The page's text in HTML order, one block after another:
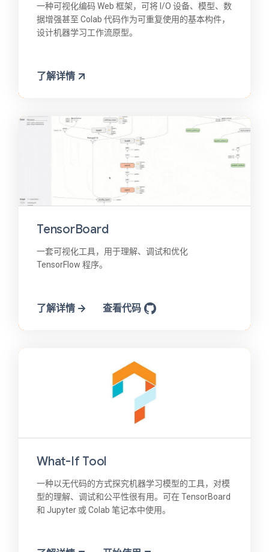
一种可视化编码 Web 框架，可将 I/O 设备、模型、数
据增强甚至 Colab 代码作为可重复使用的基本构件，
设计机器学习工作流原型。
了解详情
TensorBoard
一套可视化工具，用于理解、调试和优化
TensorFlow 程序。
了解详情 查看代码
What-If Tool
一种以无代码的方式探究机器学习模型的工具，对模
型的理解、调试和公平性很有用。可在 TensorBoard
和 Jupyter 或 Colab 笔记本中使用。